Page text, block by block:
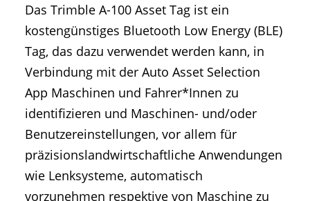
Das Trimble A-100 Asset Tag ist ein
kostengünstiges Bluetooth Low Energy (BLE)
Tag, das dazu verwendet werden kann, in
Verbindung mit der Auto Asset Selection
App Maschinen und Fahrer*Innen zu
identifizieren und Maschinen- und/oder
Benutzereinstellungen, vor allem für
präzisionslandwirtschaftliche Anwendungen
wie Lenksysteme, automatisch
vorzunehmen respektive von Maschine zu